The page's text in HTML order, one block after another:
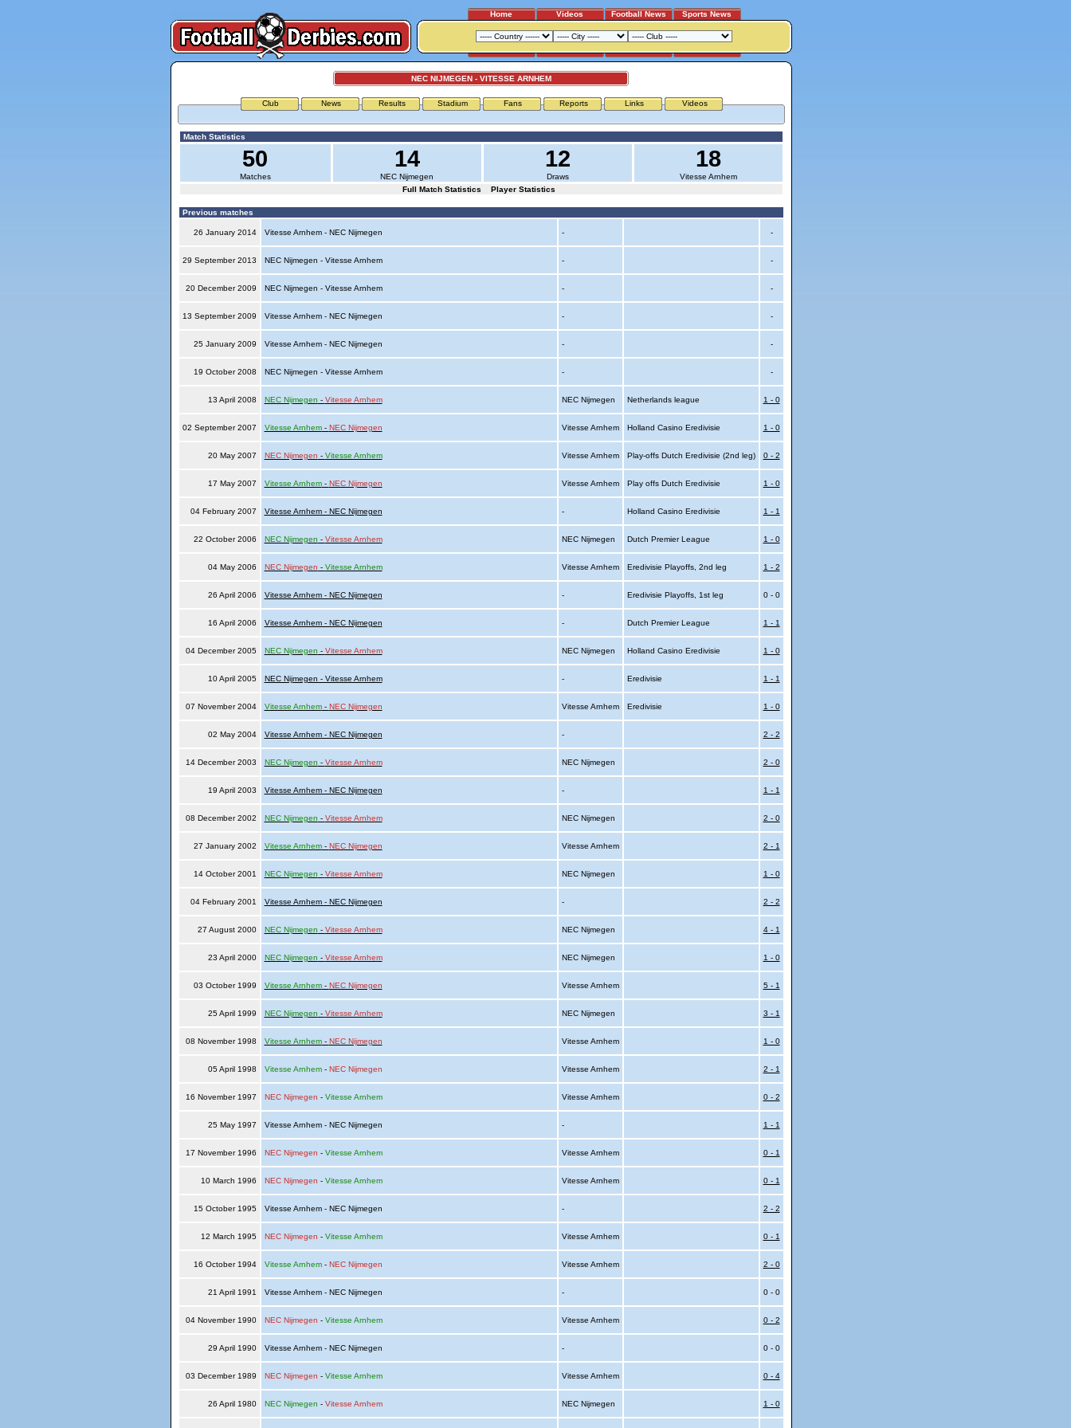
Home Videos Football News Sports News
NEC NIJMEGEN - VITESSE ARNHEM
Club News Results Stadium Fans Reports Links Videos
Match Statistics
50
Matches
14
NEC Nijmegen
12
Draws
18
Vitesse Arnhem
Full Match Statistics
Player Statistics
Previous matches
26 January 2014 Vitesse Arnhem - NEC Nijmegen - -
29 September 2013 NEC Nijmegen - Vitesse Arnhem - -
20 December 2009 NEC Nijmegen - Vitesse Arnhem - -
13 September 2009 Vitesse Arnhem - NEC Nijmegen - -
25 January 2009 Vitesse Arnhem - NEC Nijmegen - -
19 October 2008 NEC Nijmegen - Vitesse Arnhem - -
13 April 2008 NEC Nijmegen - Vitesse Arnhem NEC Nijmegen Netherlands league 1 - 0
02 September 2007 Vitesse Arnhem- NEC Nijmegen Vitesse Arnhem Holland Casino Eredivisie 1 - 0
20 May 2007 NEC Nijmegen - Vitesse Arnhem Vitesse Arnhem Play-offs Dutch Eredivisie (2nd leg) 0 - 2
17 May 2007 Vitesse Arnhem- NEC Nijmegen Vitesse Arnhem Play offs Dutch Eredivisie 1 - 0
04 February 2007 Vitesse Arnhem - NEC Nijmegen - Holland Casino Eredivisie 1 - 1
22 October 2006 NEC Nijmegen - Vitesse Arnhem NEC Nijmegen Dutch Premier League 1 - 0
04 May 2006 NEC Nijmegen - Vitesse Arnhem Vitesse Arnhem Eredivisie Playoffs, 2nd leg 1 - 2
26 April 2006 Vitesse Arnhem - NEC Nijmegen - Eredivisie Playoffs, 1st leg 0 - 0
16 April 2006 Vitesse Arnhem - NEC Nijmegen - Dutch Premier League 1 - 1
04 December 2005 NEC Nijmegen - Vitesse Arnhem NEC Nijmegen Holland Casino Eredivisie 1 - 0
10 April 2005 NEC Nijmegen - Vitesse Arnhem - Eredivisie 1 - 1
07 November 2004 Vitesse Arnhem- NEC Nijmegen Vitesse Arnhem Eredivisie 1 - 0
02 May 2004 Vitesse Arnhem - NEC Nijmegen - 2 - 2
14 December 2003 NEC Nijmegen - Vitesse Arnhem NEC Nijmegen 2 - 0
19 April 2003 Vitesse Arnhem - NEC Nijmegen - 1 - 1
08 December 2002 NEC Nijmegen - Vitesse Arnhem NEC Nijmegen 2 - 0
27 January 2002 Vitesse Arnhem- NEC Nijmegen Vitesse Arnhem 2 - 1
14 October 2001 NEC Nijmegen - Vitesse Arnhem NEC Nijmegen 1 - 0
04 February 2001 Vitesse Arnhem - NEC Nijmegen - 2 - 2
27 August 2000 NEC Nijmegen - Vitesse Arnhem NEC Nijmegen 4 - 1
23 April 2000 NEC Nijmegen - Vitesse Arnhem NEC Nijmegen 1 - 0
03 October 1999 Vitesse Arnhem- NEC Nijmegen Vitesse Arnhem 5 - 1
25 April 1999 NEC Nijmegen - Vitesse Arnhem NEC Nijmegen 3 - 1
08 November 1998 Vitesse Arnhem- NEC Nijmegen Vitesse Arnhem 1 - 0
05 April 1998 Vitesse Arnhem- NEC Nijmegen Vitesse Arnhem 2 - 1
16 November 1997 NEC Nijmegen - Vitesse Arnhem Vitesse Arnhem 0 - 2
25 May 1997 Vitesse Arnhem - NEC Nijmegen - 1 - 1
17 November 1996 NEC Nijmegen - Vitesse Arnhem Vitesse Arnhem 0 - 1
10 March 1996 NEC Nijmegen - Vitesse Arnhem Vitesse Arnhem 0 - 1
15 October 1995 Vitesse Arnhem - NEC Nijmegen - 2 - 2
12 March 1995 NEC Nijmegen - Vitesse Arnhem Vitesse Arnhem 0 - 1
16 October 1994 Vitesse Arnhem- NEC Nijmegen Vitesse Arnhem 2 - 0
21 April 1991 Vitesse Arnhem - NEC Nijmegen - 0 - 0
04 November 1990 NEC Nijmegen - Vitesse Arnhem Vitesse Arnhem 0 - 2
29 April 1990 Vitesse Arnhem - NEC Nijmegen - 0 - 0
03 December 1989 NEC Nijmegen - Vitesse Arnhem Vitesse Arnhem 0 - 4
26 April 1980 NEC Nijmegen - Vitesse Arnhem NEC Nijmegen 1 - 0